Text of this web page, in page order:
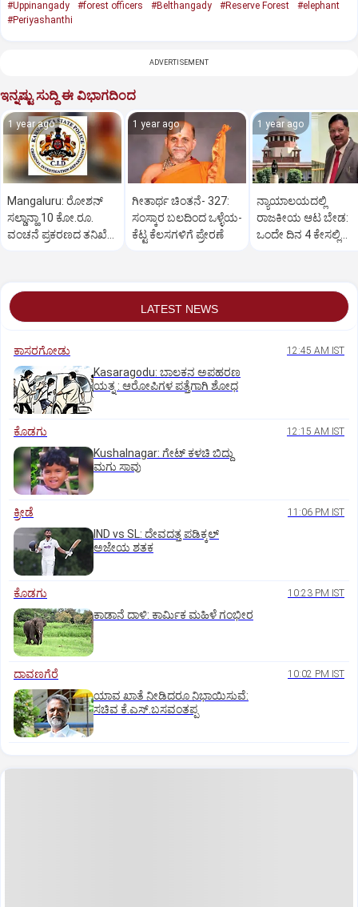
#Uppinangady #forest officers #Belthangady #Reserve Forest
#elephant
#Periyashanthi
ADVERTISEMENT
ಇನ್ನಷ್ಟು ಸುದ್ದಿ ಈ ವಿಭಾಗದಿಂದ
1 year ago
Mangaluru: ರೋಶನ್‌
ಸಲ್ಡಾನ್ಹಾ 10 ಕೋ.ರೂ.
ವಂಚನೆ ಪ್ರಕರಣದ ತನಿಖೆ
1 year ago
ಗೀತಾರ್ಥ ಚಿಂತನೆ- 327:
ಸಂಸ್ಕಾರ ಬಲದಿಂದ ಒಳ್ಳೆಯ-
ಕೆಟ್ಟ ಕೆಲಸಗಳಿಗೆ ಪ್ರೇರಣೆ
1 year ago
ನ್ಯಾಯಾಲಯದಲ್ಲಿ
ರಾಜಕೀಯ ಆಟ ಬೇಡ:
ಒಂದೇ ದಿನ 4 ಕೇಸಲ್ಲಿ
LATEST NEWS
ಕಾಸರಗೋಡು 12:45 AM IST
Kasaragodu: ಬಾಲಕನ ಅಪಹರಣ
ಯತ್ನ : ಆರೋಪಿಗಳ ಪತ್ತೆಗಾಗಿ ಶೋಧ
ಕೊಡಗು 12:15 AM IST
Kushalnagar: ಗೇಟ್ ಕಳಚಿ ಬಿದ್ದು
ಮಗು ಸಾವು
ಕ್ರೀಡೆ 11:06 PM IST
IND vs SL: ದೇವದತ್ತ ಪಡಿಕ್ಕಲ್‌
ಅಜೇಯ ಶತಕ
ಕೊಡಗು 10:23 PM IST
ಕಾಡಾನೆ ದಾಳಿ: ಕಾರ್ಮಿಕ ಮಹಿಳೆ ಗಂಭೀರ
ದಾವಣಗೆರೆ 10:02 PM IST
ಯಾವ ಖಾತೆ ನೀಡಿದರೂ ನಿಭಾಯಿಸುವೆ:
ಸಚಿವ ಕೆ.ಎಸ್.ಬಸವಂತಪ್ಪ